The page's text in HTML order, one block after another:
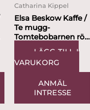
Catharina Kippel
Elsa Beskow Kaffe /
Te mugg-
Tomtebobarnen röd
svamp Design
LÄGG TILL I
VARUKORG
ANMÄL
INTRESSE